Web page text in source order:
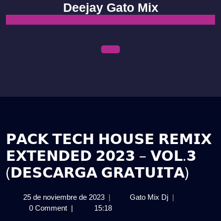
content
Deejay Gato Mix
𝗣𝗔𝗖𝗞 𝗧𝗘𝗖𝗛 𝗛𝗢𝗨𝗦𝗘 𝗥𝗘𝗠𝗜𝗫
𝗘𝗫𝗧𝗘𝗡𝗗𝗘𝗗 𝟮𝟬𝟮𝟯 – 𝗩𝗢𝗟.𝟯
(𝗗𝗘𝗦𝗖𝗔𝗥𝗚𝗔 𝗚𝗥𝗔𝗧𝗨𝗜𝗧𝗔)
25 de noviembre de 202325
de
| Gato Mix Dj𝗣𝗔𝗖𝗞
|
0 Comment | 15:18